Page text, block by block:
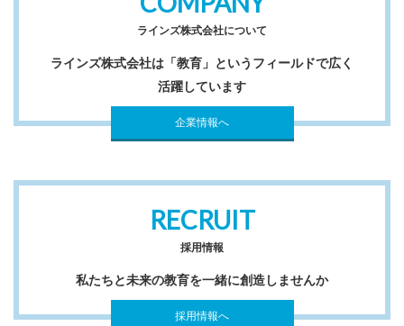
ラインズ株式会社について
ラインズ株式会社は「教育」というフィールドで広く
活躍しています
企業情報へ
RECRUIT
採用情報
私たちと未来の教育を一緒に創造しませんか
採用情報へ